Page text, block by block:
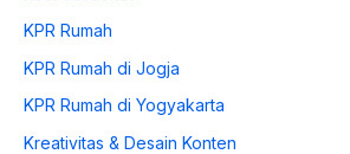
KPR Rumah
KPR Rumah di Jogja
KPR Rumah di Yogyakarta
Kreativitas & Desain Konten